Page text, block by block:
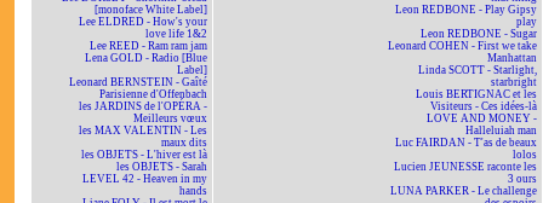
[monoface White Label]
Lee ELDRED - How's your
love life 1&2
Lee REED - Ram ram jam
Lena GOLD - Radio [Blue
Label]
Leonard BERNSTEIN - Gaîté
Parisienne d'Offenbach
les JARDINS de l'OPÉRA -
Meilleurs vœux
les MAX VALENTIN - Les
maux dits
les OBJETS - L'hiver est là
les OBJETS - Sarah
LEVEL 42 - Heaven in my
hands
Leon REDBONE - Play Gipsy
play
Leon REDBONE - Sugar
Leonard COHEN - First we take
Manhattan
Linda SCOTT - Starlight,
starbright
Louis BERTIGNAC et les
Visiteurs - Ces idées-là
LOVE AND MONEY -
Halleluiah man
Luc FAIRDAN - T'as de beaux
lolos
Lucien JEUNESSE raconte les
3 ours
LUNA PARKER - Le challenge